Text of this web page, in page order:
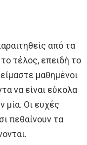
από τα
τέλος, επειδή το
μαθημένοι
να είναι εύκολα
μία. Οι ευχές
πεθαίνουν τα